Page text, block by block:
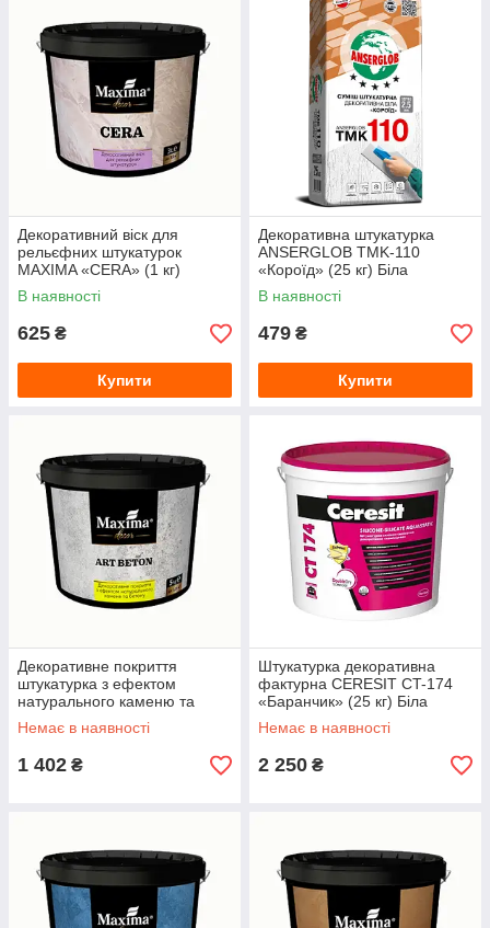
Декоративний віск для
рельєфних штукатурок
MAXIMA «CERA» (1 кг)
В наявності
625 ₴
Купити
Декоративна штукатурка
ANSERGLOB TMK-110
«Короїд» (25 кг) Біла
В наявності
479 ₴
Купити
Декоративне покриття
штукатурка з ефектом
натурального каменю та
бетону MAXIMA «ART
BETON» (5 кг) Білий
Немає в наявності
1 402 ₴
Штукатурка декоративна
фактурна CERESIT CT-174
«Баранчик» (25 кг) Біла
Немає в наявності
2 250 ₴